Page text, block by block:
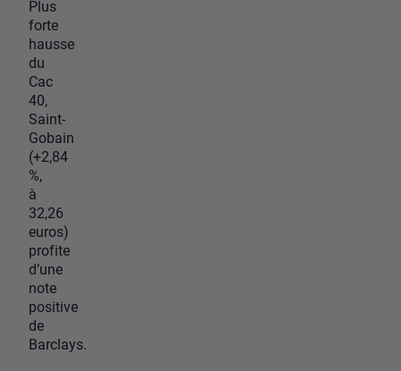
Plus
forte
hausse
du
Cac
40,
Saint-
Gobain
(+2,84
%,
à
32,26
euros)
profite
d’une
note
positive
de
Barclays.